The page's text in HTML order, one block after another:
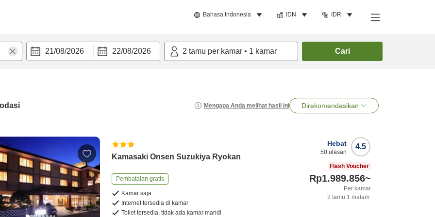
Bahasa Indonesia IDN IDR
21/08/2026 22/08/2026 2 tamu per kamar • 1 kamar Cari
Mengapa Anda melihat hasil ini Direkomendasikan
Kamasaki Onsen Suzukiya Ryokan
Pembatalan gratis
Kamar saja
Internet tersedia di kamar
Toilet tersedia, tidak ada kamar mandi
4.5
Hebat
50 ulasan
Flash Voucher
Rp1.989.856~
Per kamar
2 tamu 1 malam